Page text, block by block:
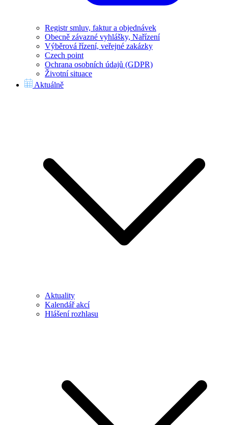
Registr smluv, faktur a objednávek
Obecně závazné vyhlášky, Nařízení
Výběrová řízení, veřejné zakázky
Czech point
Ochrana osobních údajů (GDPR)
Životní situace
Aktuálně
Aktuality
Kalendář akcí
Hlášení rozhlasu